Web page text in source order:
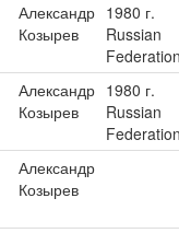
Александр
Козырев
1980 г.
Russian
Federation
Александр
Козырев
1980 г.
Russian
Federation
Александр
Козырев